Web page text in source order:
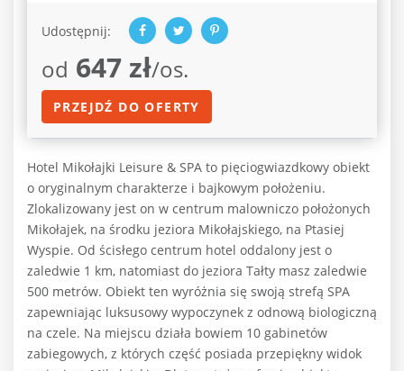
Udostępnij:
od 647 zł/os.
PRZEJDŹ DO OFERTY
Hotel Mikołajki Leisure & SPA to pięciogwiazdkowy obiekt
o oryginalnym charakterze i bajkowym położeniu.
Zlokalizowany jest on w centrum malowniczo położonych
Mikołajek, na środku jeziora Mikołajskiego, na Ptasiej
Wyspie. Od ścisłego centrum hotel oddalony jest o
zaledwie 1 km, natomiast do jeziora Tałty masz zaledwie
500 metrów. Obiekt ten wyróżnia się swoją strefą SPA
zapewniając luksusowy wypoczynek z odnową biologiczną
na czele. Na miejscu działa bowiem 10 gabinetów
zabiegowych, z których część posiada przepiękny widok